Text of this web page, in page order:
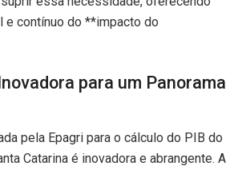
e contínuo do **impacto do
para um Panorama
pela Epagri para o cálculo do PIB do
Catarina é inovadora e abrangente. A